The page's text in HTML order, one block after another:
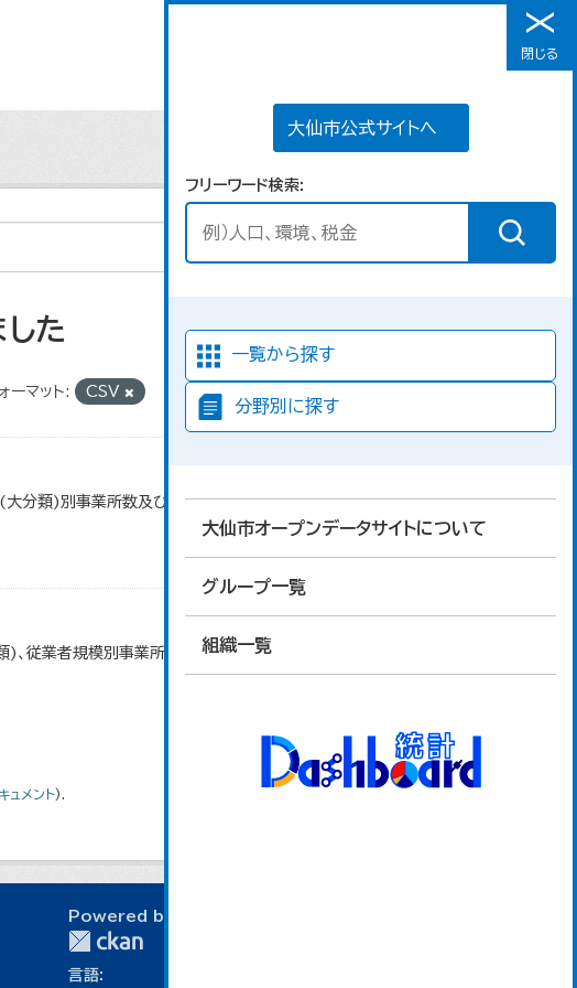
メニュー
大仙市公式サイトへ
フリーワード検索
一覧から探す
分野別に探す
大仙市オープンデータサイトについて
グループ一覧
組織一覧
閉じる
た
ーマット: CSV
大分類)別事業所数及び従業上の地位別従業者数」のデータを
)、従業者規模別事業所数及び従業者数」のデータを参照してい
ュメント).
Powered by
言語